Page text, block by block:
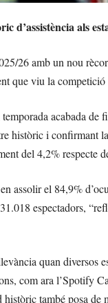
d’assistència als
26 amb un nou
que viu la
acabada
històric i confirmant
del 4,2% respecte
assolir el 84,9%
espectadors,
quan diversos
com ara l’Spotify
també posa